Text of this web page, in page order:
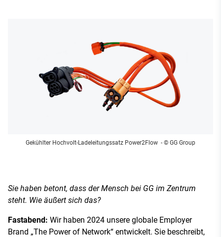
Gekühlter Hochvolt-Ladeleitungssatz Power2Flow - © GG Group
Sie haben betont, dass der Mensch bei GG im Zentrum
steht. Wie äußert sich das?
Fastabend: Wir haben 2024 unsere globale Employer
Brand „The Power of Network“ entwickelt. Sie beschreibt,